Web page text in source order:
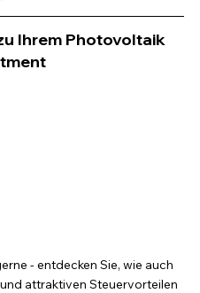
Ihrem Photovoltaik
- entdecken Sie, wie auch
attraktiven Steuervorteilen